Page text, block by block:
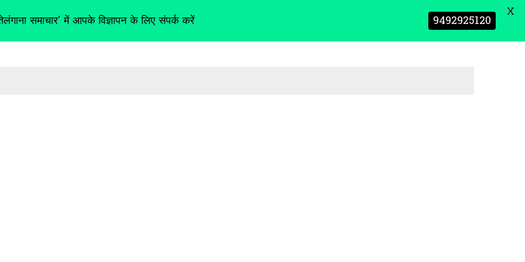
समाचार' में आपके विज्ञापन के लिए संपर्क करें 9492925120 X